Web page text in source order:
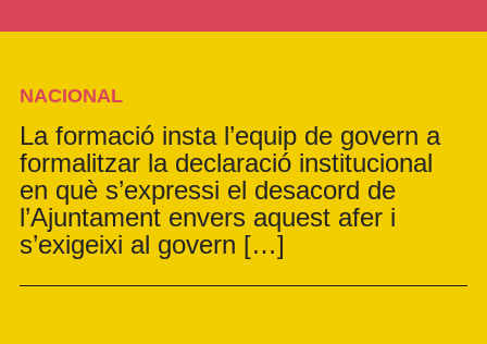
NACIONAL
La formació insta l’equip de govern a
formalitzar la declaració institucional
en què s’expressi el desacord de
l’Ajuntament envers aquest afer i
s’exigeixi al govern […]